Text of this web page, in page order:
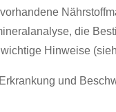
die
Hinweise
und